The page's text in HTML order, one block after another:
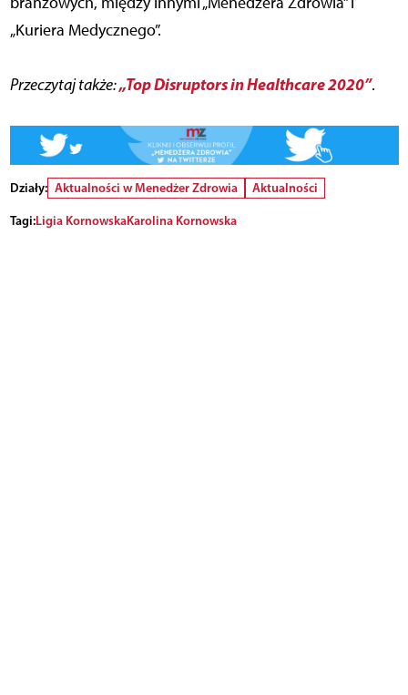
„Kuriera Medycznego”.
Przeczytaj także:„Top Disruptors in Healthcare 2020”.
Działy: Aktualności w Menedżer Zdrowia
Aktualności
Tagi:Ligia KornowskaKarolina Kornowska